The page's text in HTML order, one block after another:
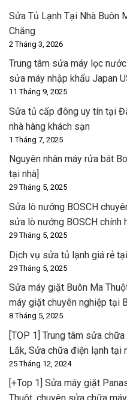
Sửa Tủ Lạnh Tại Nhà Buôn
Chăng
2 Tháng 3, 2026
Trung tâm sửa máy lọc
sửa máy nhập khẩu Japan
11 Tháng 9, 2025
Sửa tủ cấp đông uy tín tại
nhà hàng khách sạn
1 Tháng 7, 2025
Nguyên nhân máy rửa bát
tại nhà]
29 Tháng 5, 2025
Sửa lò nướng BOSCH
sửa lò nướng BOSCH chính
29 Tháng 5, 2025
Dịch vụ sửa tủ lạnh giá rẻ
29 Tháng 5, 2025
Sửa máy giặt Buôn Ma
máy giặt chuyên nghiệp tại
8 Tháng 5, 2025
[TOP 1] Trung tâm sửa
Lắk, Sửa chữa điện lạnh tại
25 Tháng 12, 2024
[+Top 1] Sửa máy giặt